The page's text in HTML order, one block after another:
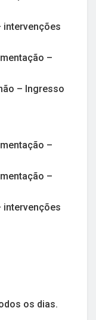
intervenções
–
– Ingresso
–
–
intervenções
os dias.